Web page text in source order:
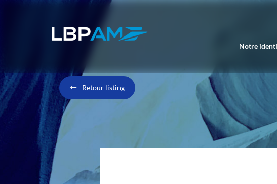
Notre
Retour listing